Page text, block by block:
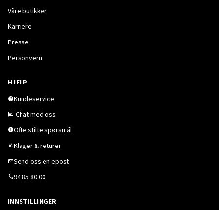
Våre butikker
Karriere
Presse
Personvern
HJELP
Kundeservice
Chat med oss
Ofte stilte spørsmål
Klager & returer
Send oss en epost
94 85 80 00
INNSTILLINGER